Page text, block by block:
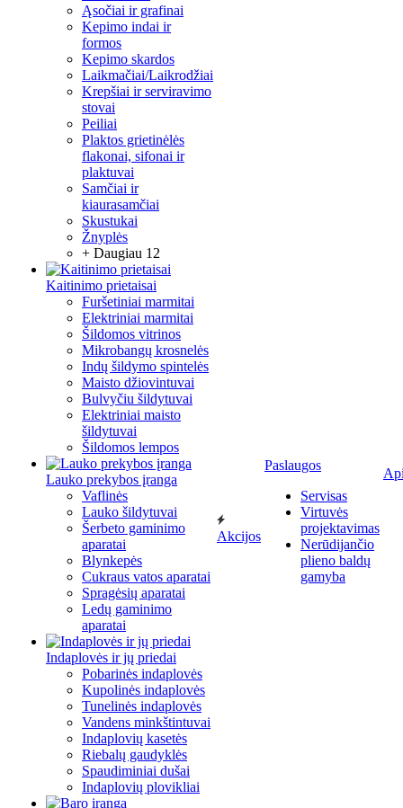
Ąsočiai ir grafinai
Kepimo indai ir
formos
Kepimo skardos
Laikmačiai/Laikrodžiai
Krepšiai ir serviravimo
stovai
Peiliai
Plaktos grietinėlės
flakonai, sifonai ir
plaktuvai
Samčiai ir
kiaurasamčiai
Skustukai
Žnyplės
+ Daugiau 12
Kaitinimo prietaisai
Furšetiniai marmitai
Elektriniai marmitai
Šildomos vitrinos
Mikrobangų krosnelės
Indų šildymo spintelės
Maisto džiovintuvai
Bulvyčiu šildytuvai
Elektriniai maisto
šildytuvai
Šildomos lempos
Lauko prekybos įranga
Vaflinės
Lauko šildytuvai
Šerbeto gaminimo
aparatai
Blynkepės
Cukraus vatos aparatai
Spragėsių aparatai
Ledų gaminimo
aparatai
Indaplovės ir jų priedai
Pobarinės indaplovės
Kupolinės indaplovės
Tunelinės indaplovės
Vandens minkštintuvai
Indaplovių kasetės
Riebalų gaudyklės
Spaudiminiai dušai
Indaplovių plovikliai
Akcijos
Paslaugos
Servisas
Virtuvės
projektavimas
Nerūdijančio
plieno baldų
gamyba